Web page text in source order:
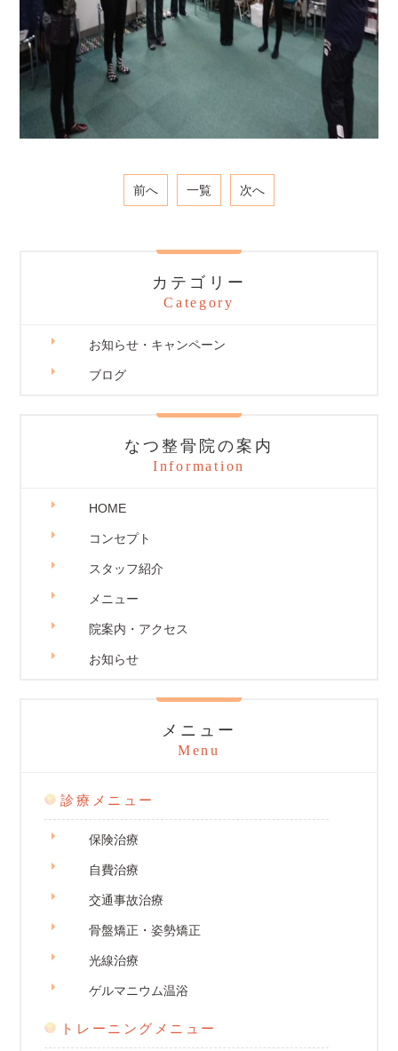
前へ 一覧 次へ
カテゴリー
Category
お知らせ・キャンペーン
ブログ
なつ整骨院の案内
Information
HOME
コンセプト
スタッフ紹介
メニュー
院案内・アクセス
お知らせ
メニュー
Menu
診療メニュー
保険治療
自費治療
交通事故治療
骨盤矯正・姿勢矯正
光線治療
ゲルマニウム温浴
トレーニングメニュー